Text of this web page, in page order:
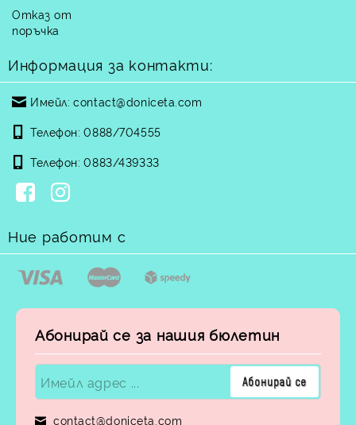
Отказ от
поръчка
Информация за контакти:
Имейл: contact@doniceta.com
Телефон: 0888/704555
Телефон: 0883/439333
Ние работим с
Абонирай се за нашия бюлетин
contact@doniceta.com